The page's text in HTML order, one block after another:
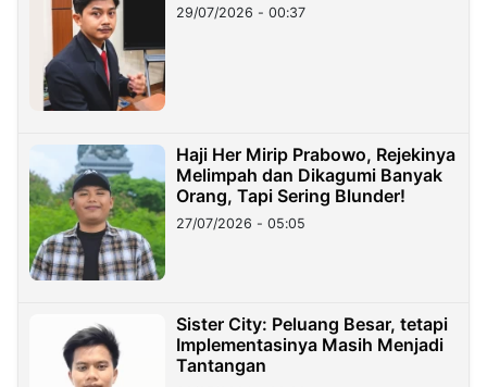
29/07/2026 - 00:37
Haji Her Mirip Prabowo, Rejekinya
Melimpah dan Dikagumi Banyak
Orang, Tapi Sering Blunder!
27/07/2026 - 05:05
Sister City: Peluang Besar, tetapi
Implementasinya Masih Menjadi
Tantangan